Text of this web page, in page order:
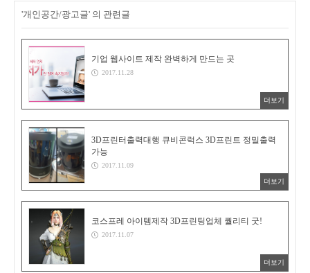
'개인공간/광고글' 의 관련글
기업 웹사이트 제작 완벽하게 만드는 곳
2017.11.28
더보기
3D프린터출력대행 큐비콘럭스 3D프린트 정밀출력
가능
2017.11.09
더보기
코스프레 아이템제작 3D프린팅업체 퀄리티 굿!
2017.11.07
더보기